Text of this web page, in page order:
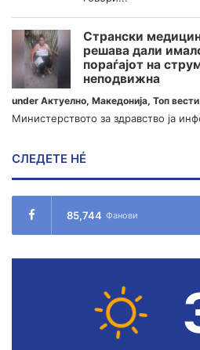
Странски
решава дали
пораѓајот на
неподвижна
under Актуелно, Македонија, Топ вести
Министерството за здравство ја
СЛЕДЕТЕ НÉ
85,744 Фанови